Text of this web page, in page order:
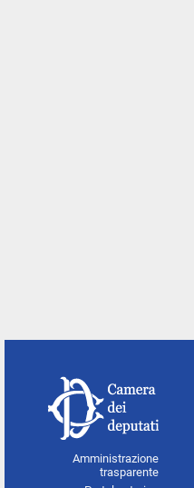
Amministrazione
trasparente